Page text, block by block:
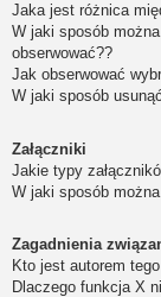
Jaka jest różnica
W jaki sposób
obserwować??
Jak obserwować
W jaki sposób
Załączniki
Jakie typy
W jaki sposób
Zagadnienia
Kto jest autorem
Dlaczego funkcja X